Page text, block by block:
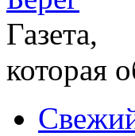
Газета,
которая